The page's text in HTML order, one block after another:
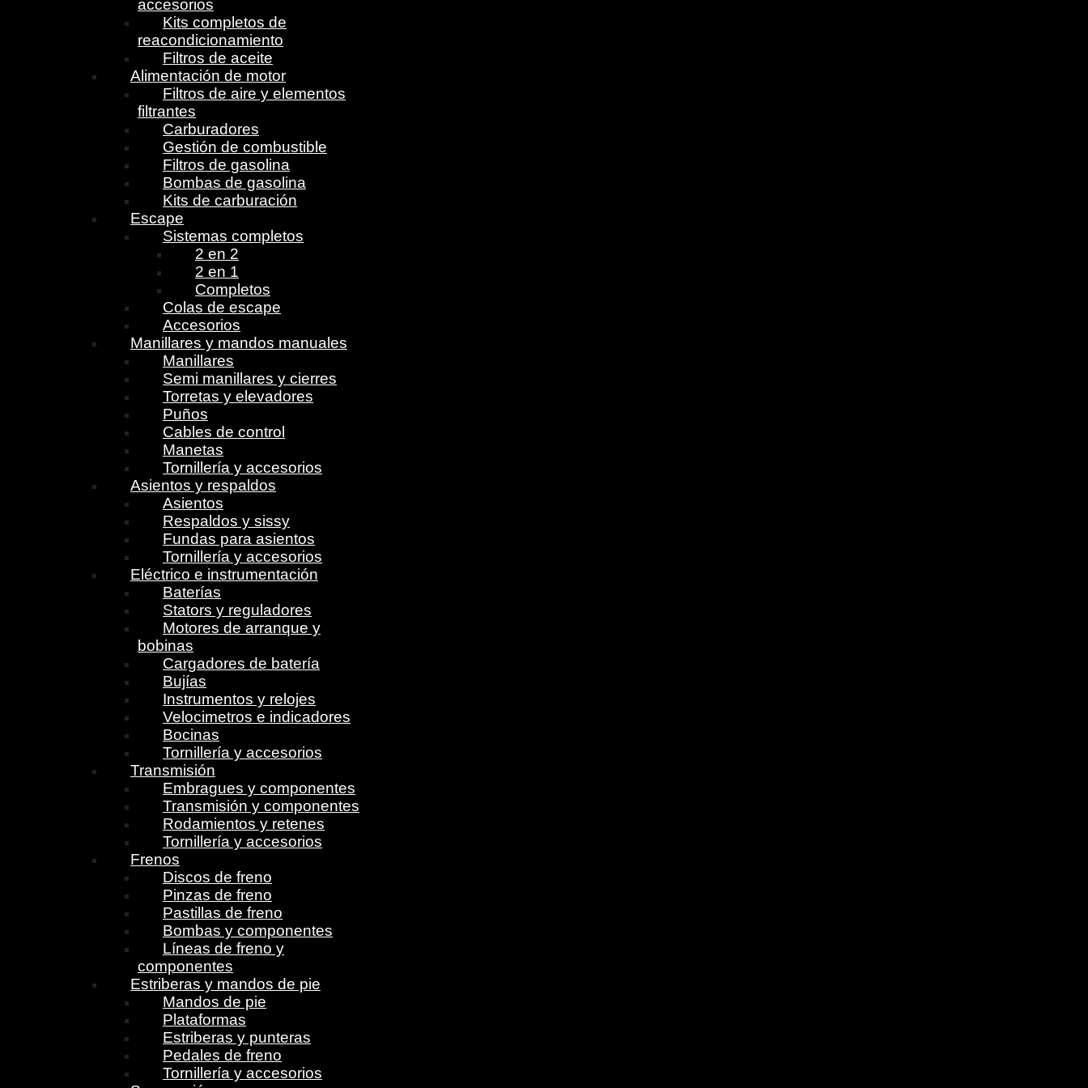
accesorios
Kits completos de
reacondicionamiento
Filtros de aceite
Alimentación de motor
Filtros de aire y elementos
filtrantes
Carburadores
Gestión de combustible
Filtros de gasolina
Bombas de gasolina
Kits de carburación
Escape
Sistemas completos
2 en 2
2 en 1
Completos
Colas de escape
Accesorios
Manillares y mandos manuales
Manillares
Semi manillares y cierres
Torretas y elevadores
Puños
Cables de control
Manetas
Tornillería y accesorios
Asientos y respaldos
Asientos
Respaldos y sissy
Fundas para asientos
Tornillería y accesorios
Eléctrico e instrumentación
Baterías
Stators y reguladores
Motores de arranque y
bobinas
Cargadores de batería
Bujías
Instrumentos y relojes
Velocimetros e indicadores
Bocinas
Tornillería y accesorios
Transmisión
Embragues y componentes
Transmisión y componentes
Rodamientos y retenes
Tornillería y accesorios
Frenos
Discos de freno
Pinzas de freno
Pastillas de freno
Bombas y componentes
Líneas de freno y
componentes
Estriberas y mandos de pie
Mandos de pie
Plataformas
Estriberas y punteras
Pedales de freno
Tornillería y accesorios